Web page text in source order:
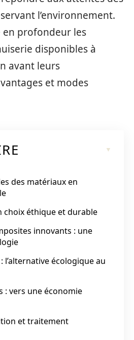
l’environnement.
en profondeur les
disponibles à
avant leurs
et modes
des matériaux en
choix éthique et durable
innovants : une
l’alternative écologique au
: vers une économie
et traitement